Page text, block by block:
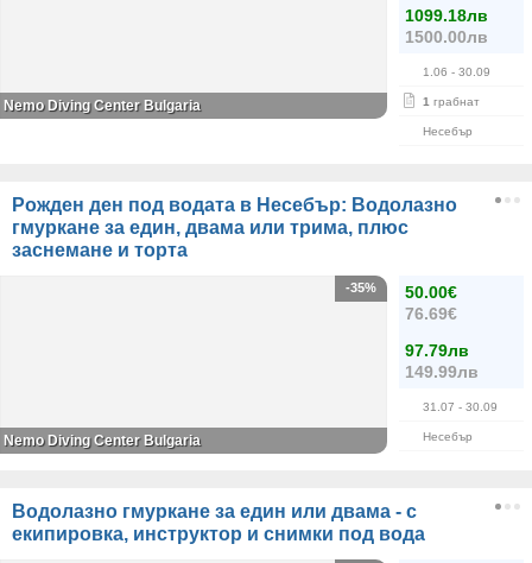
1099.18лв
1500.00лв
1.06 - 30.09
1 грабнат
Несебър
Nemo Diving Center Bulgaria
Рожден ден под водата в Несебър: Водолазно
гмуркане за един, двама или трима, плюс
заснемане и торта
50.00€
76.69€
97.79лв
149.99лв
31.07 - 30.09
Несебър
-35%
Nemo Diving Center Bulgaria
Водолазно гмуркане за един или двама - с
екипировка, инструктор и снимки под вода